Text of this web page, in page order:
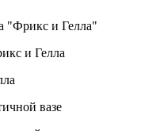
"Фрикс и Гелла"
вазе